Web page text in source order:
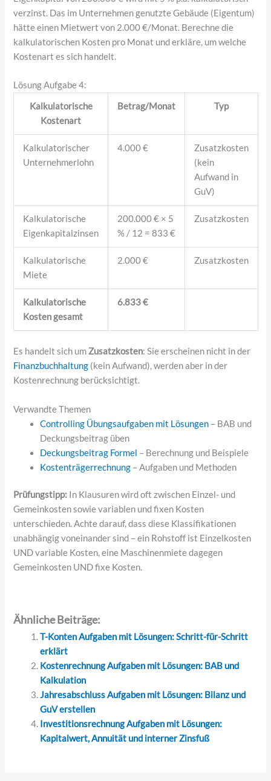
verzinst. Das im Unternehmen genutzte Gebäude (Eigentum)
hätte einen Mietwert von 2.000 €/Monat. Berechne die
kalkulatorischen Kosten pro Monat und erkläre, um welche
Kostenart es sich handelt.
Lösung Aufgabe 4:
Kalkulatorische
Kostenart
Betrag/Monat Typ
Kalkulatorischer
Unternehmerlohn
4.000 €
Zusatzkosten
(kein
Aufwand in
GuV)
Kalkulatorische
Eigenkapitalzinsen
200.000 € × 5
% / 12 = 833 €
Zusatzkosten
Kalkulatorische
Miete
2.000 € Zusatzkosten
Kalkulatorische
Kosten gesamt
6.833 €
Es handelt sich um Zusatzkosten: Sie erscheinen nicht in der
Finanzbuchhaltung (kein Aufwand), werden aber in der
Kostenrechnung berücksichtigt.
Verwandte Themen
Controlling Übungsaufgaben mit Lösungen – BAB und
Deckungsbeitrag üben
Deckungsbeitrag Formel – Berechnung und Beispiele
Kostenträgerrechnung – Aufgaben und Methoden
Prüfungstipp: In Klausuren wird oft zwischen Einzel- und
Gemeinkosten sowie variablen und fixen Kosten
unterschieden. Achte darauf, dass diese Klassifikationen
unabhängig voneinander sind – ein Rohstoff ist Einzelkosten
UND variable Kosten, eine Maschinenmiete dagegen
Gemeinkosten UND fixe Kosten.
Ähnliche Beiträge:
T-Konten Aufgaben mit Lösungen: Schritt-für-Schritt
erklärt
Kostenrechnung Aufgaben mit Lösungen: BAB und
Kalkulation
Jahresabschluss Aufgaben mit Lösungen: Bilanz und
GuV erstellen
Investitionsrechnung Aufgaben mit Lösungen:
Kapitalwert, Annuität und interner Zinsfuß